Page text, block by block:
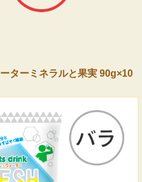
ターミネラルと果実 90g×10